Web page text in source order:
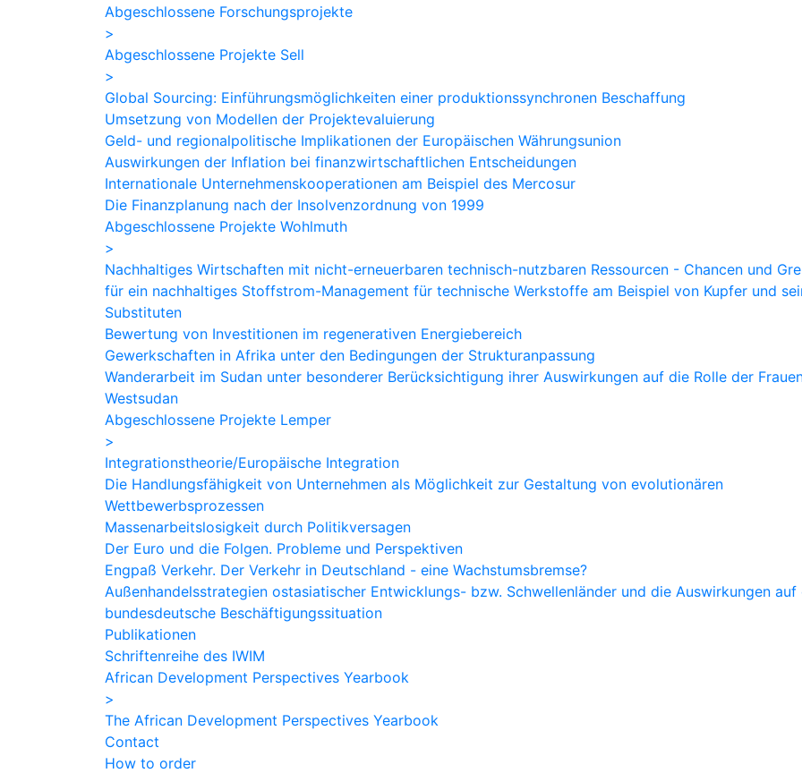
Abgeschlossene Forschungsprojekte
>
Abgeschlossene Projekte Sell
>
Global Sourcing: Einführungsmöglichkeiten einer produktionssynchronen Beschaffung
Umsetzung von Modellen der Projektevaluierung
Geld- und regionalpolitische Implikationen der Europäischen Währungsunion
Auswirkungen der Inflation bei finanzwirtschaftlichen Entscheidungen
Internationale Unternehmenskooperationen am Beispiel des Mercosur
Die Finanzplanung nach der Insolvenzordnung von 1999
Abgeschlossene Projekte Wohlmuth
>
Nachhaltiges Wirtschaften mit nicht-erneuerbaren technisch-nutzbaren Ressourcen - Chancen und
für ein nachhaltiges Stoffstrom-Management für technische Werkstoffe am Beispiel von Kupfer und
Substituten
Bewertung von Investitionen im regenerativen Energiebereich
Gewerkschaften in Afrika unter den Bedingungen der Strukturanpassung
Wanderarbeit im Sudan unter besonderer Berücksichtigung ihrer Auswirkungen auf die Rolle der
Westsudan
Abgeschlossene Projekte Lemper
>
Integrationstheorie/Europäische Integration
Die Handlungsfähigkeit von Unternehmen als Möglichkeit zur Gestaltung von evolutionären
Wettbewerbsprozessen
Massenarbeitslosigkeit durch Politikversagen
Der Euro und die Folgen. Probleme und Perspektiven
Engpaß Verkehr. Der Verkehr in Deutschland - eine Wachstumsbremse?
Außenhandelsstrategien ostasiatischer Entwicklungs- bzw. Schwellenländer und die Auswirkungen auf
bundesdeutsche Beschäftigungssituation
Publikationen
Schriftenreihe des IWIM
African Development Perspectives Yearbook
>
The African Development Perspectives Yearbook
Contact
How to order